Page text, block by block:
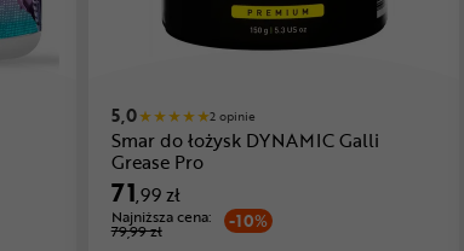
5,0 2 opinie
Smar do łożysk DYNAMIC Galli
Grease Pro
71,99 zł
-10%
Najniższa cena:
79,99 zł